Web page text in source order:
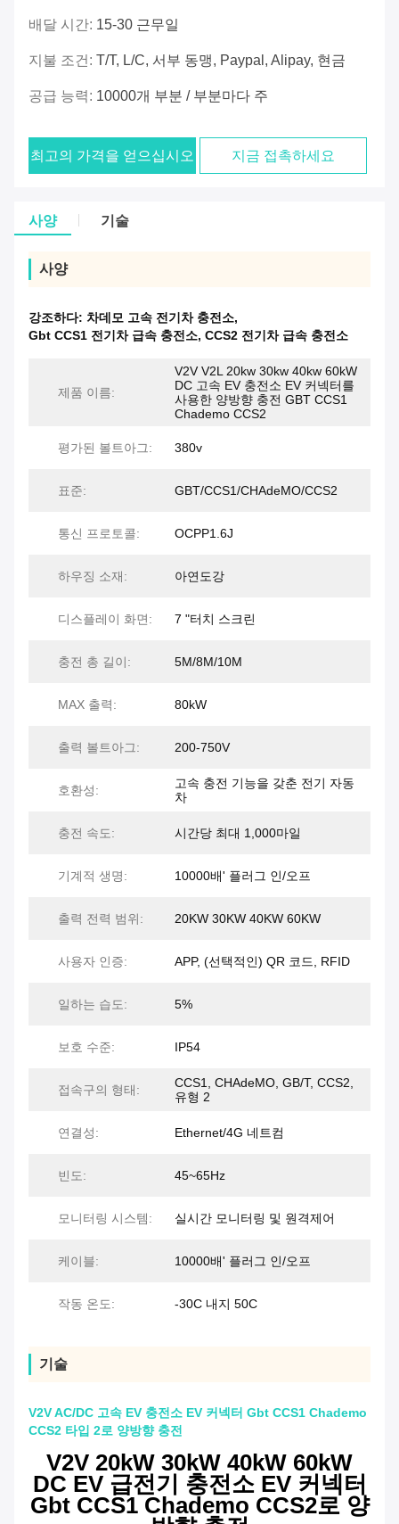
배달 시간: 15-30 근무일
지불 조건: T/T, L/C, 서부 동맹, Paypal, Alipay, 현금
공급 능력: 10000개 부분 / 부분마다 주
최고의 가격을 얻으십시오 지금 접촉하세요
사양 기술
사양
강조하다: 차데모 고속 전기차 충전소,
Gbt CCS1 전기차 급속 충전소, CCS2 전기차 급속 충전소
제품 이름:
V2V V2L 20kw 30kw 40kw 60kW
DC 고속 EV 충전소 EV 커넥터를
사용한 양방향 충전 GBT CCS1
Chademo CCS2
평가된 볼트아그: 380v
표준: GBT/CCS1/CHAdeMO/CCS2
통신 프로토콜: OCPP1.6J
하우징 소재: 아연도강
디스플레이 화면: 7 "터치 스크린
충전 총 길이: 5M/8M/10M
MAX 출력: 80kW
출력 볼트아그: 200-750V
호환성:
고속 충전 기능을 갖춘 전기 자동
차
충전 속도: 시간당 최대 1,000마일
기계적 생명: 10000배' 플러그 인/오프
출력 전력 범위: 20KW 30KW 40KW 60KW
사용자 인증: APP, (선택적인) QR 코드, RFID
일하는 습도: 5%
보호 수준: IP54
접속구의 형태:
CCS1, CHAdeMO, GB/T, CCS2,
유형 2
연결성: Ethernet/4G 네트컴
빈도: 45~65Hz
모니터링 시스템: 실시간 모니터링 및 원격제어
케이블: 10000배' 플러그 인/오프
작동 온도: -30C 내지 50C
기술
V2V AC/DC 고속 EV 충전소 EV 커넥터 Gbt CCS1 Chademo
CCS2 타입 2로 양방향 충전
V2V 20kW 30kW 40kW 60kW
DC EV 급전기 충전소 EV 커넥터
Gbt CCS1 Chademo CCS2로 양